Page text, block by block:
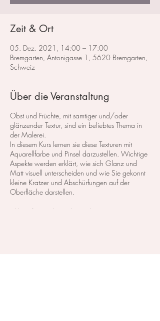
Zeit & Ort
05. Dez. 2021, 14:00 – 17:00
Bremgarten, Antonigasse 1, 5620 Bremgarten,
Schweiz
Über die Veranstaltung
Obst und Früchte, mit samtiger und/oder
glänzender Textur, sind ein beliebtes Thema in
der Malerei.
In diesem Kurs lernen sie diese Texturen mit
Aquarellfarbe und Pinsel darzustellen. Wichtige
Aspekte werden erklärt, wie sich Glanz und
Matt visuell unterscheiden und wie Sie gekonnt
kleine Kratzer und Abschürfungen auf der
Oberfläche darstellen.
​inkl. Softgetränke und Snacks.